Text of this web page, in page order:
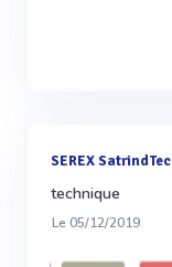
SEREX
technique
Le 05/12/2019